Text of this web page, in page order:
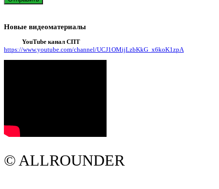
Новые видеоматериалы
YouTube канал СПТ
https://www.youtube.com/channel/UCJ1OMijLzbKkG_x6koK1zpA
© ALLROUNDER